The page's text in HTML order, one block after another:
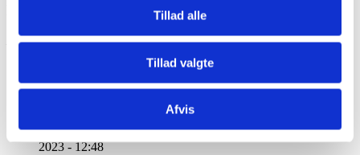
Tillad alle
Tillad valgte
Afvis
KROP, LIV OG LÆRING
Hanne Freil hjælper børn og voksne via Kinesiologi med personlig
udvikling på både mentale, følelsesmæssige og fysiske områder.
Godt at vide
Begynderkursus i kinesiologi februar 202425. september
2023 - 12:48